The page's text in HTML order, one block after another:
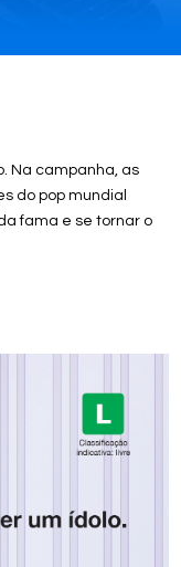
Na campanha, as
do pop mundial
fama e se tornar o